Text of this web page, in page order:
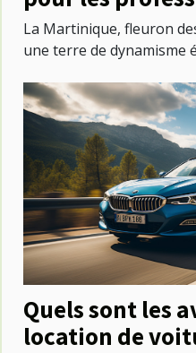
La Martinique, fleuron
une terre de dynamisme
Quels sont les
location de